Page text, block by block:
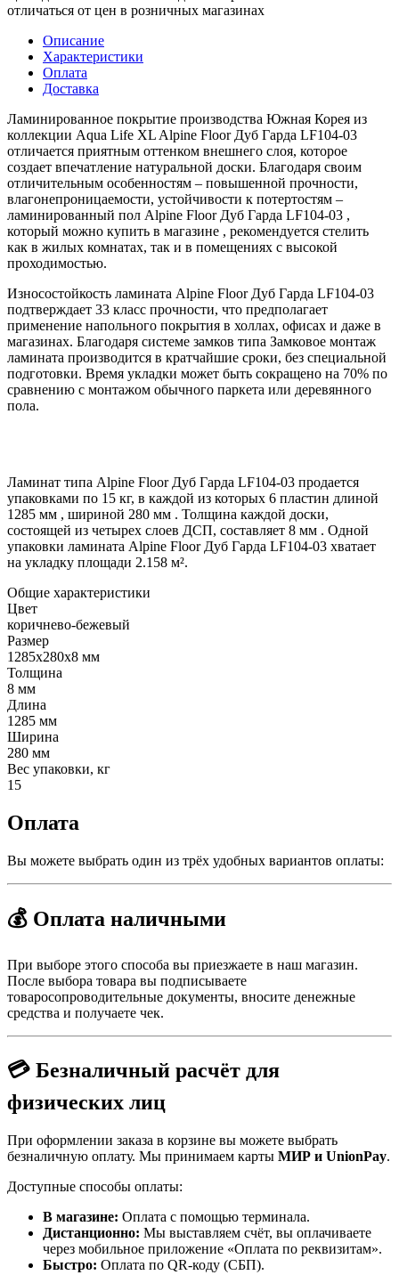
отличаться от цен в розничных магазинах
Описание
Характеристики
Оплата
Доставка
Ламинированное покрытие производства Южная Корея из
коллекции Aqua Life XL Alpine Floor Дуб Гарда LF104-03
отличается приятным оттенком внешнего слоя, которое
создает впечатление натуральной доски. Благодаря своим
отличительным особенностям – повышенной прочности,
влагонепроницаемости, устойчивости к потертостям –
ламинированный пол Alpine Floor Дуб Гарда LF104-03 ,
который можно купить в магазине , рекомендуется стелить
как в жилых комнатах, так и в помещениях с высокой
проходимостью.
Износостойкость ламината Alpine Floor Дуб Гарда LF104-03
подтверждает 33 класс прочности, что предполагает
применение напольного покрытия в холлах, офисах и даже в
магазинах. Благодаря системе замков типа Замковое монтаж
ламината производится в кратчайшие сроки, без специальной
подготовки. Время укладки может быть сокращено на 70% по
сравнению с монтажом обычного паркета или деревянного
пола.
Ламинат типа Alpine Floor Дуб Гарда LF104-03 продается
упаковками по 15 кг, в каждой из которых 6 пластин длиной
1285 мм , шириной 280 мм . Толщина каждой доски,
состоящей из четырех слоев ДСП, составляет 8 мм . Одной
упаковки ламината Alpine Floor Дуб Гарда LF104-03 хватает
на укладку площади 2.158 м².
Общие характеристики
Цвет
коричнево-бежевый
Размер
1285х280x8 мм
Толщина
8 мм
Длина
1285 мм
Ширина
280 мм
Вес упаковки, кг
15
Оплата
Вы можете выбрать один из трёх удобных вариантов оплаты:
💰 Оплата наличными
При выборе этого способа вы приезжаете в наш магазин.
После выбора товара вы подписываете
товаросопроводительные документы, вносите денежные
средства и получаете чек.
💳 Безналичный расчёт для
физических лиц
При оформлении заказа в корзине вы можете выбрать
безналичную оплату. Мы принимаем карты МИР и UnionPay.
Доступные способы оплаты:
В магазине: Оплата с помощью терминала.
Дистанционно: Мы выставляем счёт, вы оплачиваете
через мобильное приложение «Оплата по реквизитам».
Быстро: Оплата по QR-коду (СБП).